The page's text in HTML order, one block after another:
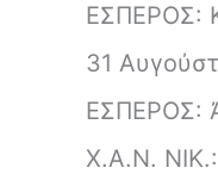
ΕΣΠΕΡΟΣ:
31
ΕΣΠΕΡΟΣ:
Χ.Α.Ν.